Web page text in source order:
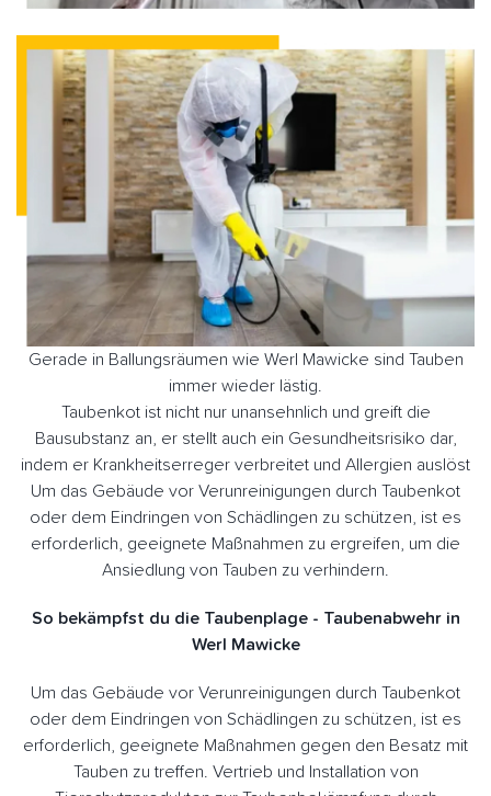
Gerade in Ballungsräumen wie Werl Mawicke sind Tauben
immer wieder lästig.
Taubenkot ist nicht nur unansehnlich und greift die
Bausubstanz an, er stellt auch ein Gesundheitsrisiko dar,
indem er Krankheitserreger verbreitet und Allergien auslöst
Um das Gebäude vor Verunreinigungen durch Taubenkot
oder dem Eindringen von Schädlingen zu schützen, ist es
erforderlich, geeignete Maßnahmen zu ergreifen, um die
Ansiedlung von Tauben zu verhindern.
So bekämpfst du die Taubenplage - Taubenabwehr in
Werl Mawicke
Um das Gebäude vor Verunreinigungen durch Taubenkot
oder dem Eindringen von Schädlingen zu schützen, ist es
erforderlich, geeignete Maßnahmen gegen den Besatz mit
Tauben zu treffen. Vertrieb und Installation von